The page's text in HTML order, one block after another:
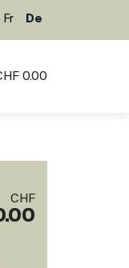
Fr De
0.00
CHF